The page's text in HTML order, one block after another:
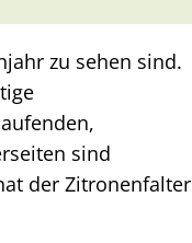
zu sehen sind.
sind
der Zitronenfalter